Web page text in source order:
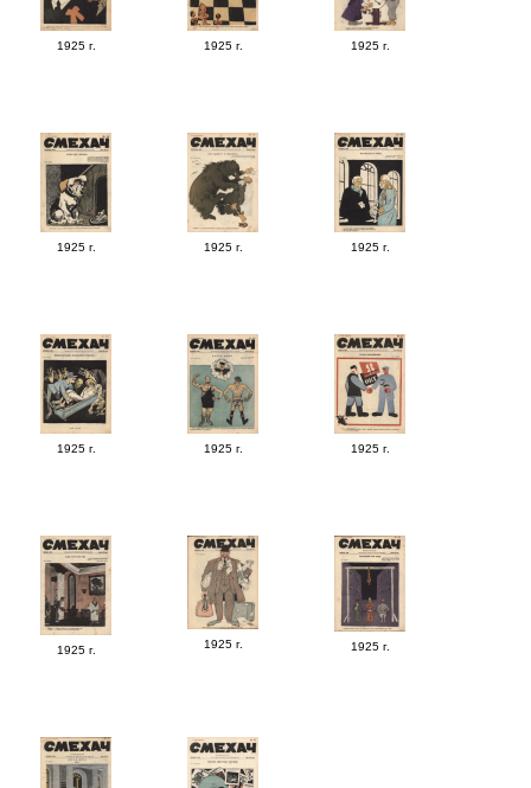
1925 г. 1925 г. 1925 г.
1925 г. 1925 г. 1925 г.
1925 г. 1925 г. 1925 г.
1925 г. 1925 г. 1925 г.